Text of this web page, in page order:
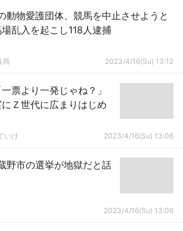
動物愛護団体、競馬を中止させようと
乱入を起こし118人逮捕
局 2023/4/16(Su) 13:12
票より一発じゃね？」
Ｚ世代に広まりはじめ
いけ 2023/4/16(Su) 13:06
野市の選挙が地獄だと話
2023/4/16(Su) 13:06